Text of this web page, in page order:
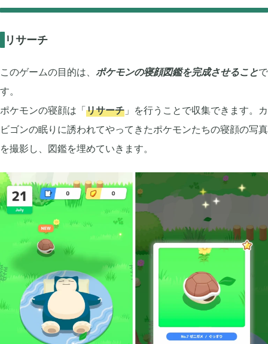
リサーチ
このゲームの目的は、 ポケモンの寝顔図鑑を完成させることで
す。
ポケモンの寝顔は「リサーチ 」を行うことで収集できます。カ
ビゴンの眠りに誘われてやってきたポケモンたちの寝顔の写真
を撮影し、図鑑を埋めていきます。